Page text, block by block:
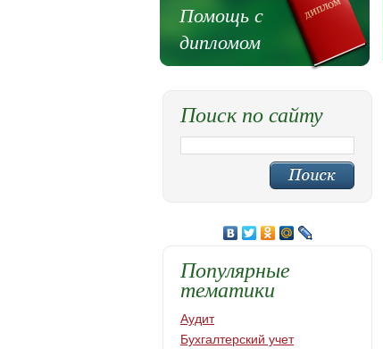
Помощь с
дипломом
Поиск по сайту
Популярные
тематики
Аудит
Бухгалтерский учет